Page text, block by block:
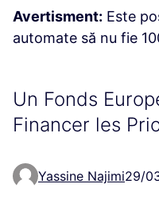
Avertisment: Este
automate să nu fie
Un Fonds
Financer les
Yassine Najimi29/